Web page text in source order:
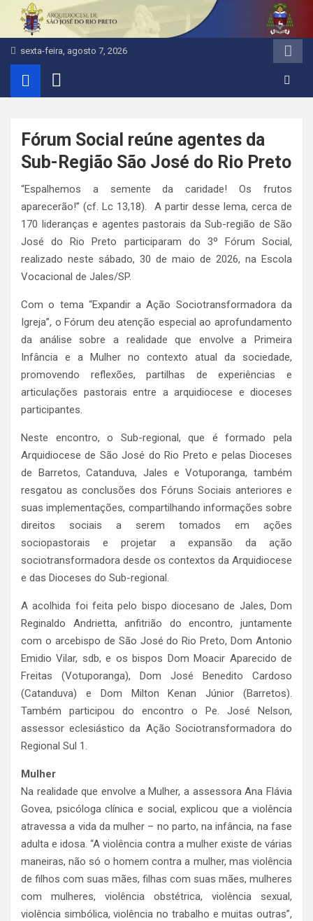
Pular
sexta-feira, agosto 7, 2026
Fórum Social reúne agentes da
Sub-Região São José do Rio Preto
“Espalhemos a semente da caridade! Os frutos
aparecerão!” (cf. Lc 13,18). A partir desse lema, cerca de
170 lideranças e agentes pastorais da Sub-região de São
José do Rio Preto participaram do 3º Fórum Social,
realizado neste sábado, 30 de maio de 2026, na Escola
Vocacional de Jales/SP.
Com o tema “Expandir a Ação Sociotransformadora da
Igreja”, o Fórum deu atenção especial ao aprofundamento
da análise sobre a realidade que envolve a Primeira
Infância e a Mulher no contexto atual da sociedade,
promovendo reflexões, partilhas de experiências e
articulações pastorais entre a arquidiocese e dioceses
participantes.
Neste encontro, o Sub-regional, que é formado pela
Arquidiocese de São José do Rio Preto e pelas Dioceses
de Barretos, Catanduva, Jales e Votuporanga, também
resgatou as conclusões dos Fóruns Sociais anteriores e
suas implementações, compartilhando informações sobre
direitos sociais a serem tomados em ações
sociopastorais e projetar a expansão da ação
sociotransformadora desde os contextos da Arquidiocese
e das Dioceses do Sub-regional.
A acolhida foi feita pelo bispo diocesano de Jales, Dom
Reginaldo Andrietta, anfitrião do encontro, juntamente
com o arcebispo de São José do Rio Preto, Dom Antonio
Emidio Vilar, sdb, e os bispos Dom Moacir Aparecido de
Freitas (Votuporanga), Dom José Benedito Cardoso
(Catanduva) e Dom Milton Kenan Júnior (Barretos).
Também participou do encontro o Pe. José Nelson,
assessor eclesiástico da Ação Sociotransformadora do
Regional Sul 1.
Mulher
Na realidade que envolve a Mulher, a assessora Ana Flávia
Govea, psicóloga clínica e social, explicou que a violência
atravessa a vida da mulher – no parto, na infância, na fase
adulta e idosa. “A violência contra a mulher existe de várias
maneiras, não só o homem contra a mulher, mas violência
de filhos com suas mães, filhas com suas mães, mulheres
com mulheres, violência obstétrica, violência sexual,
violência simbólica, violência no trabalho e muitas outras”,